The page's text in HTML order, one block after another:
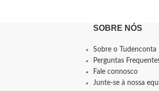
SOBRE NÓS
Sobre o Tudenconta
Perguntas
Fale connosco
Junte-se à nossa